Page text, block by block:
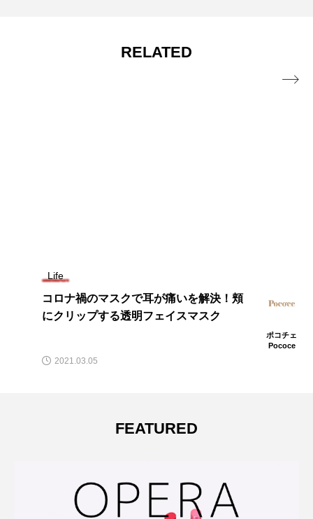
RELATED
Life
コロナ禍のマスクで耳が痛いを解決！頬
にクリップする透明フェイスマスク
ポコチェ
Pococe
2021.03.05

FEATURED